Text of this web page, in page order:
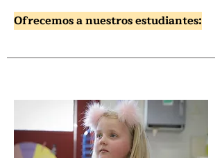
Ofrecemos a nuestros estudiantes: